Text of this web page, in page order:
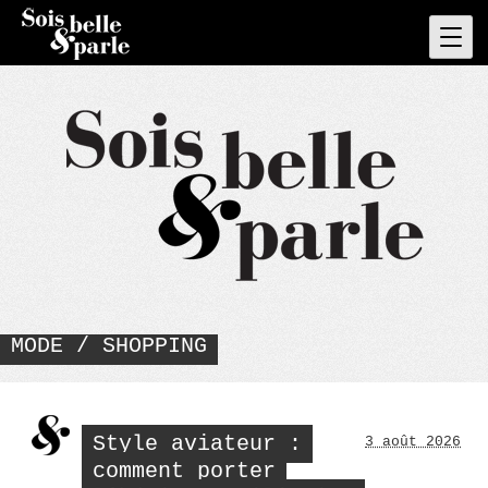
Skip
content
MODE / SHOPPING
Style aviateur :
comment porter
3 août 2026